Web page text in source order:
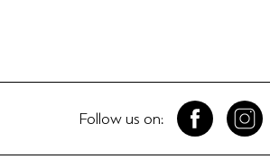
Follow us on: